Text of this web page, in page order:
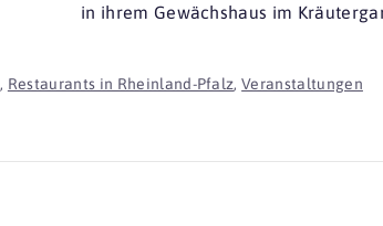
in ihrem Gewächshaus im
, Restaurants in Rheinland-Pfalz,Veranstaltungen